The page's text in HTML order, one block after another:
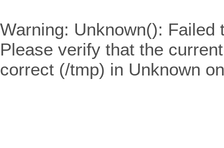
Warning: Unknown(): Failed
Please verify that the
correct (/tmp) in Unknown